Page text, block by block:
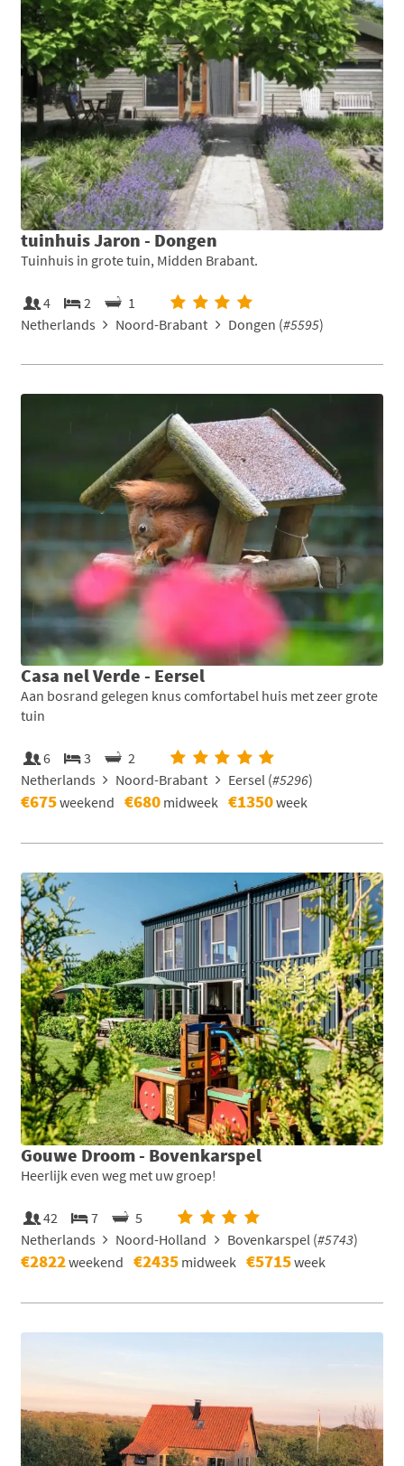
tuinhuis Jaron - Dongen
Tuinhuis in grote tuin, Midden Brabant.
4 2
1
Netherlands
Noord-Brabant Dongen (#5595)
Casa nel Verde - Eersel
Aan bosrand gelegen knus comfortabel huis met zeer grote
tuin
6 3
2
Netherlands
Noord-Brabant Eersel (#5296)
€675weekend €680 midweek €1350week
Gouwe Droom - Bovenkarspel
Heerlijk even weg met uw groep!
42 7
5
Netherlands
Noord-Holland Bovenkarspel (#5743)
€2822weekend €2435 midweek €5715week